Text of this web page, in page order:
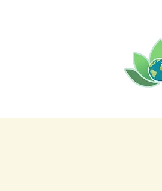
CENTRUM
PACHA
MAMA